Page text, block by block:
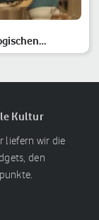
Kultur
liefern wir die
den